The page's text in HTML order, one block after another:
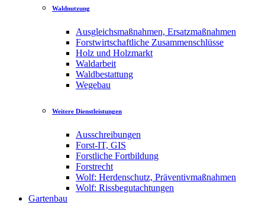
Waldnutzung
Ausgleichsmaßnahmen, Ersatzmaßnahmen
Forstwirtschaftliche Zusammenschlüsse
Holz und Holzmarkt
Waldarbeit
Waldbestattung
Wegebau
Weitere Dienstleistungen
Ausschreibungen
Forst-IT, GIS
Forstliche Fortbildung
Forstrecht
Wolf: Herdenschutz, Präventivmaßnahmen
Wolf: Rissbegutachtungen
Gartenbau